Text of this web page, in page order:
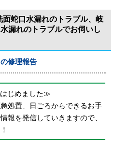
蛇口水漏れのトラブル、岐
漏れのトラブルでお伺いし
修理報告
じめました≫
処置、日ごろからできるお手
報を発信していきますので、